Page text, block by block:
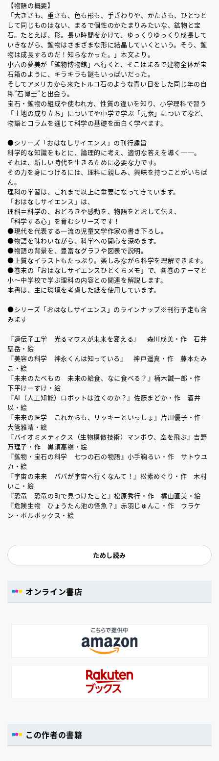
【物語の概要】
「大きさも、重さも、色も形も、手ざわりや、かたさも、ひとつと
して同じものはない、まるで個性のかたまりみたいな、鉱物と宝
石。たとえば、形。長い時間をかけて、ゆっくりゆっくり成長して
いきながら、鉱物はさまざまな形に結晶していくという。そう、鉱
物は成長するのだ！知らなかった。」本文より。
小六の夢美が「鉱物博物館」へ行くと、そこはまるで建物全体が宝
石箱のように、キラキラも謎もいっぱいだった。
そしてアメリカから来たトルコ石のような青い目をした同じ年の自
称”石博士”と出会う。
宝石・鉱物の組成や使われ方、性質の違いを知り、小学理科で習う
「土地の成り立ち」についてや中学で学ぶ「元素」についてなど、
物語とコラムを通じて科学の基礎を面白く学べます。
●シリーズ「おはなしサイエンス」の刊行趣旨
科学的な知識をもとに、論理的に考え、適切な答えを導く──。
それは、新しい時代を生きるために必要な力です。
その力を身につけるには、理科に親しみ、興味を持つことがいちば
ん。
理科の学習は、これまで以上に重要になってきています。
「おはなしサイエンス」は、
理科＝科学の、おどろきや感動を、物語をとおして伝え、
「科学する心」を育むシリーズです！
●現代を代表する一流の児童文学作家の書き下ろし。
●物語を味わいながら、科学への関心を深めます。
●物語の背景を、豊富なグラフや図表で説明。
●上質なイラストもたっぷり。楽しみながら科学を理解できます。
●巻末の「おはなしサイエンスひとくちメモ」で、各巻のテーマと
小～中学校で学ぶ理科の内容との関連を解説します。
本書は、主に環境を考慮した紙を使用しています。
●シリーズ「おはなしサイエンス」のラインナップ※刊行予定も含
みます
『遺伝子工学 光るマウスが未来を変える』 森川成美・作 石井
聖岳・絵
『美容の科学 神永くんは知っている』 神戸遥真・作 藤本たみ
こ・絵
『未来のたべもの 未来の給食、なに食べる？』楠木誠一郎・作
下平けーすけ・絵
『AI（人工知能）ロボットは泣くのか？』佐藤まどか・作 酒井
以・絵
『未来の医学 これからも、リッキーといっしょ』片川優子・作
大管雅晴・絵
『バイオミメティクス（生物模倣技術）マンボウ、空を飛ぶ』吉野
万理子・作 黒須高嶺・絵
『鉱物・宝石の科学 七つの石の物語』小手鞠るい・作 サトウユ
カ・絵
『宇宙の未来 パパが宇宙へ行くなんて！』松素めぐり・作 木村
いこ・絵
『恐竜 恐竜の町で見つけたこと』松原秀行・作 梶山直美・絵
『危険生物 ひょうたん池の怪魚？』赤羽じゅんこ・作 ウラケ
ン・ボルボックス・絵
ためし読み
オンライン書店
この作者の書籍